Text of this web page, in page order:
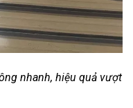
nhanh, hiệu quả vượt